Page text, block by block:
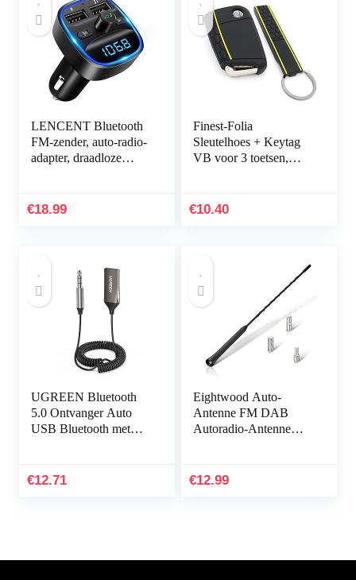
LENCENT Bluetooth
FM-zender, auto-radio-
adapter, draadloze
dual USB-lader 5 V…
€18.99
Finest-Folia
Sleutelhoes + Keytag
VB voor 3 toetsen,
€10.40
UGREEN Bluetooth
5.0 Ontvanger Auto
USB Bluetooth met
Ingebouwde
€12.71
Eightwood Auto-
Antenne FM DAB
Autoradio-Antenne
Antenne Staaf Auto-
€12.99